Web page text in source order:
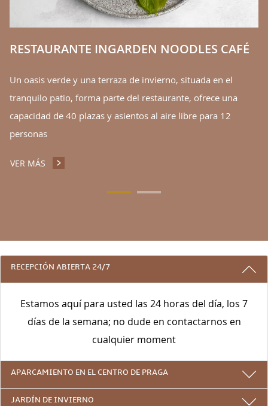
RESTAURANTE INGARDEN NOODLES CAFÉ
Un oasis verde y una terraza de invierno, situada en el
tranquilo patio, forma parte del restaurante, ofrece una
capacidad de 40 plazas y asientos al aire libre para 12
personas
VER MÁS RESTAURANTE INGARDEN NOODLES CAFÉ
3 RAZONES PARA ALOJARSE CON
RECEPCIÓN ABIERTA 24/7
Estamos aquí para usted las 24 horas del día, los 7
días de la semana; no dude en contactarnos en
cualquier moment
APARCAMIENTO EN EL CENTRO DE PRAGA
JARDÍN DE INVIERNO